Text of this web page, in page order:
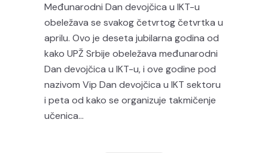
Međunarodni Dan devojčica u IKT-u
obeležava se svakog četvrtog četvrtka u
aprilu. Ovo je deseta jubilarna godina od
kako UPŽ Srbije obeležava međunarodni
Dan devojčica u IKT-u, i ove godine pod
nazivom Vip Dan devojčica u IKT sektoru
i peta od kako se organizuje takmičenje
učenica...